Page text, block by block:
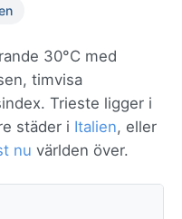
30°C med
timvisa
Trieste ligger i
städer i Italien, eller
nu världen över.